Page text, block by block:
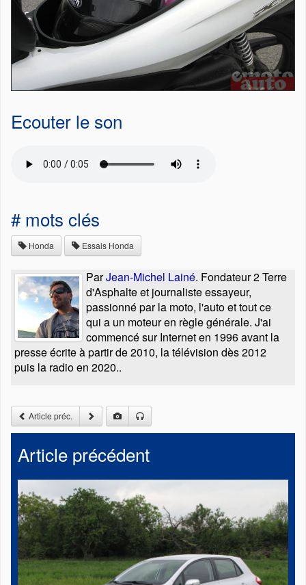
Ecouter le son
# mots clés
Honda Essais Honda
ParJean-Michel Lainé. Fondateur 2 Terre
d'Asphalte et journaliste essayeur,
passionné par la moto, l'auto et tout ce
qui a un moteur en règle générale. J'ai
commencé sur Internet en 1996 avant la
presse écrite à partir de 2010, la télévision dès 2012
puis la radio en 2020..
Article préc.
Article précédent